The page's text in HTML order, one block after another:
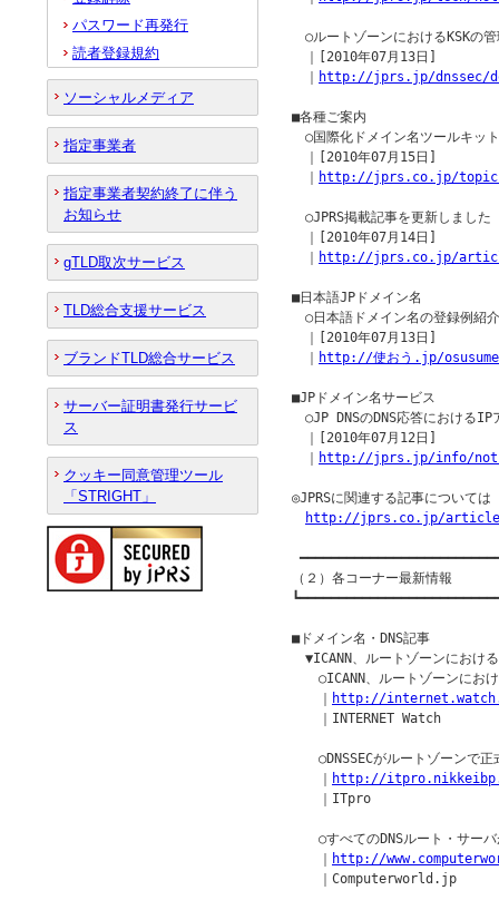
○ルートゾーンにおけるKSKの
｜[2010年07月13日]
http://jprs.jp/dnssec/
■各種ご案内
○国際化ドメイン名ツールキ
｜[2010年07月15日]
http://jprs.co.jp/
○JPRS掲載記事を更新しました
｜[2010年07月14日]
http://jprs.co.jp/
■日本語JPドメイン名
○日本語ドメイン名の登録例紹
｜[2010年07月13日]
http://使おう.jp/
■JPドメイン名サービス
○JP DNSのDNS応答におけるIP
｜[2010年07月12日]
http://jprs.jp/info/
◎JPRSに関連する記事について
http://jprs.co.jp/
（２）各コーナー最新情報
■ドメイン名・DNS記事
▼ICANN、ルートゾーンにおけ
○ICANN、ルートゾーンにおけ
http://
｜INTERNET Watch
○DNSSECがルートゾーンで正
http://
｜ITpro
○すべてのDNSルート・サーバ
http://
｜Computerworld.jp
パスワード再発行
読者登録規約
ソーシャルメディア
指定事業者
指定事業者契約終了に伴う
お知らせ
gTLD取次サービス
TLD総合支援サービス
ブランドTLD総合サービス
サーバー証明書発行サービ
ス
クッキー同意管理ツール
「STRIGHT」